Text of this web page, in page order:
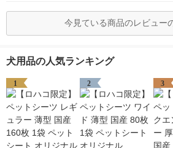
今見ている商品のレビュー
犬用品の人気ランキング
1 2 3